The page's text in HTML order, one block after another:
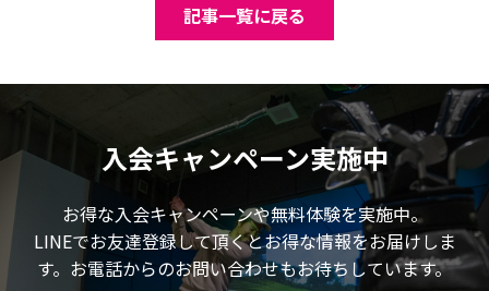
記事一覧に戻る
入会キャンペーン実施中
お得な入会キャンペーンや無料体験を実施中。
LINEでお友達登録して頂くとお得な情報をお届けしま
す。お電話からのお問い合わせもお待ちしています。